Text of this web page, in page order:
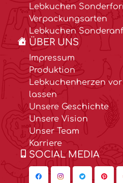
Lebkuchen
Verpackungsarten
Lebkuchen
ÜBER UNS
Impressum
Produktion
Lebkuchenherzen
lassen
Unsere Geschichte
Unsere Vision
Unser Team
Karriere
SOCIAL MEDIA